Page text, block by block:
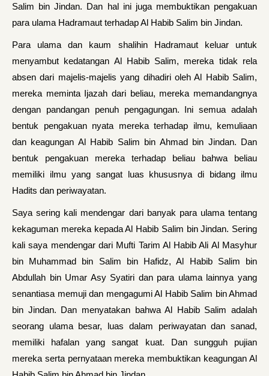
Salim bin Jindan. Dan hal ini juga membuktikan pengakuan
para ulama Hadramaut terhadap Al Habib Salim bin Jindan.
Para ulama dan kaum shalihin Hadramaut keluar untuk
menyambut kedatangan Al Habib Salim, mereka tidak rela
absen dari majelis-majelis yang dihadiri oleh Al Habib Salim,
mereka meminta Ijazah dari beliau, mereka memandangnya
dengan pandangan penuh pengagungan. Ini semua adalah
bentuk pengakuan nyata mereka terhadap ilmu, kemuliaan
dan keagungan Al Habib Salim bin Ahmad bin Jindan. Dan
bentuk pengakuan mereka terhadap beliau bahwa beliau
memiliki ilmu yang sangat luas khususnya di bidang ilmu
Hadits dan periwayatan.
Saya sering kali mendengar dari banyak para ulama tentang
kekaguman mereka kepada Al Habib Salim bin Jindan. Sering
kali saya mendengar dari Mufti Tarim Al Habib Ali Al Masyhur
bin Muhammad bin Salim bin Hafidz, Al Habib Salim bin
Abdullah bin Umar Asy Syatiri dan para ulama lainnya yang
senantiasa memuji dan mengagumi Al Habib Salim bin Ahmad
bin Jindan. Dan menyatakan bahwa Al Habib Salim adalah
seorang ulama besar, luas dalam periwayatan dan sanad,
memiliki hafalan yang sangat kuat. Dan sungguh pujian
mereka serta pernyataan mereka membuktikan keagungan Al